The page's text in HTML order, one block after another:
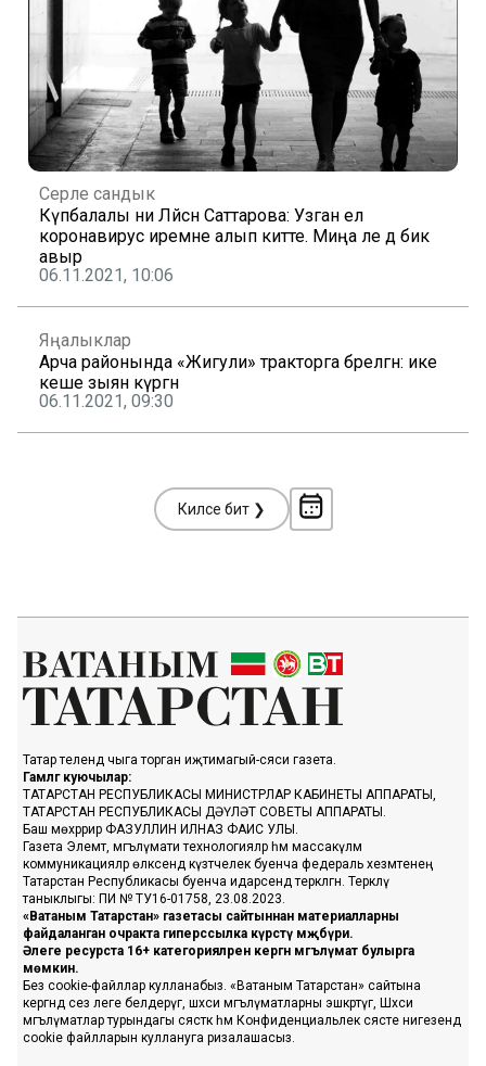
Серле сандык
Күпбалалы әни Ләйсән Саттарова: Узган ел
коронавирус иремне алып китте. Миңа әле дә бик
авыр
06.11.2021, 10:06
Яңалыклар
Арча районында «Жигули» тракторга бәрелгән: ике
кеше зыян күргән
06.11.2021, 09:30
Киләсе бит ❯
Татар телендә чыга торган иҗтимагый-сәяси газета.
Гамәлгә куючылар:
ТАТАРСТАН РЕСПУБЛИКАСЫ МИНИСТРЛАР КАБИНЕТЫ АППАРАТЫ,
ТАТАРСТАН РЕСПУБЛИКАСЫ ДӘҮЛӘТ СОВЕТЫ АППАРАТЫ.
Баш мөхәррир ФАЗУЛЛИН ИЛНАЗ ФАИС УЛЫ.
Газета Элемтә, мәгълүмати технологияләр һәм массакүләм
коммуникацияләр өлкәсендә күзәтчелек буенча федераль хезмәтенең
Татарстан Республикасы буенча идарәсендә теркәлгән. Теркәлү
таныклыгы: ПИ № ТУ16-01758, 23.08.2023.
«Ватаным Татарстан» газетасы сайтыннан материалларны
файдаланган очракта гиперссылка күрсәтү мәҗбүри.
Әлеге ресурста 16+ категорияләренә кергән мәгълүмат булырга
мөмкин.
Без cookie-файллар кулланабыз. «Ватаным Татарстан» сайтына
кергәндә сез әлеге белдерүгә, шәхси мәгълүматларны эшкәртүгә, Шәхси
мәгълүматлар турындагы сәясәткә һәм Конфиденциальлек сәясәте нигезендә
cookie файлларын куллануга ризалашасыз.